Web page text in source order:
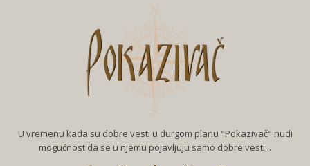
U vremenu kada su dobre vesti u durgom planu "Pokazivač" nudi
mogućnost da se u njemu pojavljuju samo dobre vesti...